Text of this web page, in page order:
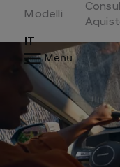
Modelli
IT
Menu